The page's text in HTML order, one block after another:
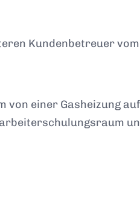
Kundenbetreuer
einer Gasheizung